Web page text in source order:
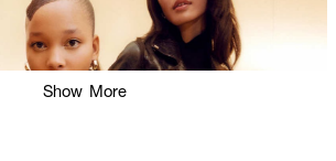
Show More